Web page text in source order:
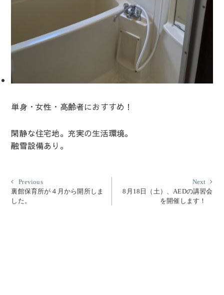
単身・女性・高齢者におすすめ！
閑静な住宅地。充実の生活環境。
融雪設備あり。
投
稿
ナ
PreviousPrevious
post:
裏館保育所が４月から開所しま
した。
Next
8月18日（土）、AEDの講習会
を開催します！